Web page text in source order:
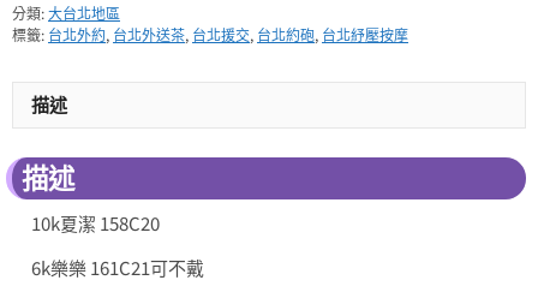
分類:大台北地區
標籤: 台北外約, 台北外送茶, 台北援交, 台北約砲, 台北紓壓按摩
描述
描述
10k夏潔 158C20
6k樂樂 161C21可不戴